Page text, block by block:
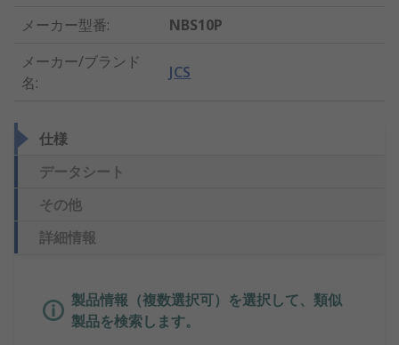
メーカー型番:
NBS10P
メーカー/ブランド
名:
JCS
仕様
データシート
その他
詳細情報
製品情報（複数選択可）を選択して、類似
製品を検索します。